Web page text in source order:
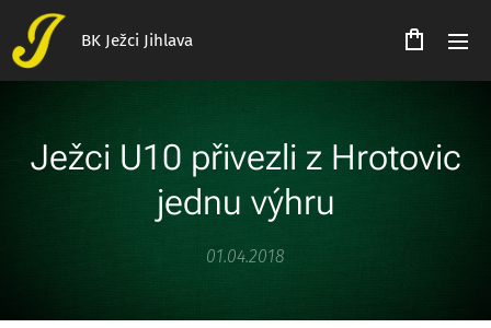
BK Ježci Jihlava
Ježci U10 přivezli z Hrotovic
jednu výhru
01.04.2018